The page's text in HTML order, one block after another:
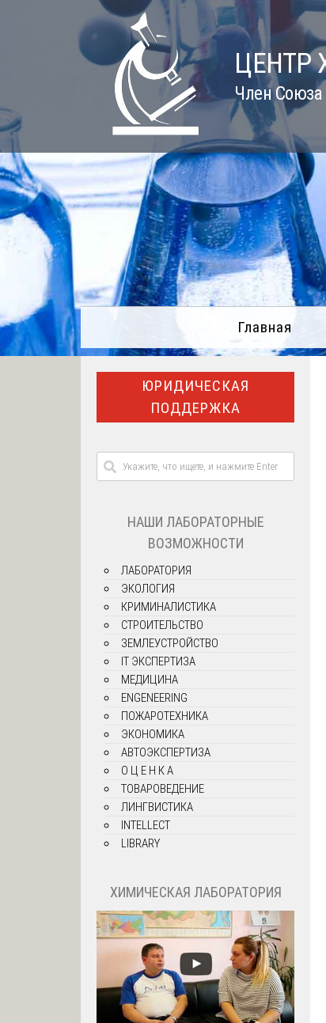
ЦЕНТР
Член Союза
Главная
ЮРИДИЧЕСКАЯ
ПОДДЕРЖКА
НАШИ ЛАБОРАТОРНЫЕ
ВОЗМОЖНОСТИ
ЛАБОРАТОРИЯ
ЭКОЛОГИЯ
КРИМИНАЛИСТИКА
СТРОИТЕЛЬСТВО
ЗЕМЛЕУСТРОЙСТВО
IT ЭКСПЕРТИЗА
МЕДИЦИНА
ENGENEERING
ПОЖАРОТЕХНИКА
ЭКОНОМИКА
АВТОЭКСПЕРТИЗА
О Ц Е Н К А
ТОВАРОВЕДЕНИЕ
ЛИНГВИСТИКА
INTELLECT
LIBRARY
ХИМИЧЕСКАЯ ЛАБОРАТОРИЯ